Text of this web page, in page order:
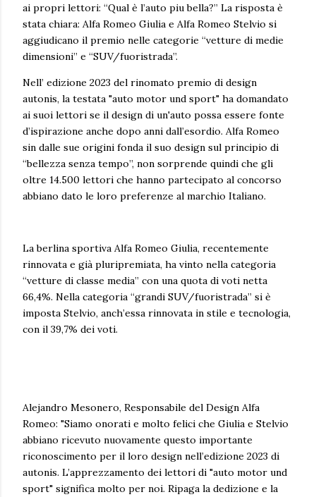
ai propri lettori: “Qual è l’auto piu bella?” La risposta è
stata chiara: Alfa Romeo Giulia e Alfa Romeo Stelvio si
aggiudicano il premio nelle categorie “vetture di medie
dimensioni” e “SUV/fuoristrada”.
Nell’ edizione 2023 del rinomato premio di design
autonis, la testata "auto motor und sport" ha domandato
ai suoi lettori se il design di un'auto possa essere fonte
d’ispirazione anche dopo anni dall’esordio. Alfa Romeo
sin dalle sue origini fonda il suo design sul principio di
“bellezza senza tempo”, non sorprende quindi che gli
oltre 14.500 lettori che hanno partecipato al concorso
abbiano dato le loro preferenze al marchio Italiano.
La berlina sportiva Alfa Romeo Giulia, recentemente
rinnovata e già pluripremiata, ha vinto nella categoria
“vetture di classe media” con una quota di voti netta
66,4%. Nella categoria “grandi SUV/fuoristrada” si è
imposta Stelvio, anch’essa rinnovata in stile e tecnologia,
con il 39,7% dei voti.
Alejandro Mesonero, Responsabile del Design Alfa
Romeo: "Siamo onorati e molto felici che Giulia e Stelvio
abbiano ricevuto nuovamente questo importante
riconoscimento per il loro design nell’edizione 2023 di
autonis. L’apprezzamento dei lettori di "auto motor und
sport" significa molto per noi. Ripaga la dedizione e la